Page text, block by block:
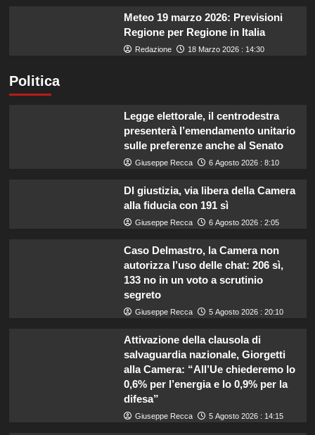
Meteo 19 marzo 2026: Previsioni
Regione per Regione in Italia
Redazione 18 Marzo 2026 : 14:30
Politica
Legge elettorale, il centrodestra
presenterà l’emendamento unitario
sulle preferenze anche al Senato
Giuseppe Recca 6 Agosto 2026 : 8:10
Dl giustizia, via libera della Camera
alla fiducia con 191 sì
Giuseppe Recca 6 Agosto 2026 : 2:05
Caso Delmastro, la Camera non
autorizza l’uso delle chat: 206 sì,
133 no in un voto a scrutinio
segreto
Giuseppe Recca 5 Agosto 2026 : 20:10
Attivazione della clausola di
salvaguardia nazionale, Giorgetti
alla Camera: “All’Ue chiederemo lo
0,6% per l’energia e lo 0,9% per la
difesa”
Giuseppe Recca 5 Agosto 2026 : 14:15